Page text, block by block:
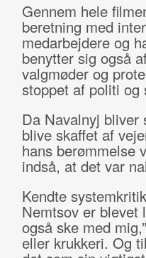
Gennem hele
beretning med
medarbejdere og
benytter sig også
valgmøder og
stoppet af politi og
Da Navalnyj bliver
blive skaffet af
hans berømmelse
indså, at det var
Kendte
Nemtsov er blevet
også ske med
eller krukkeri. Og